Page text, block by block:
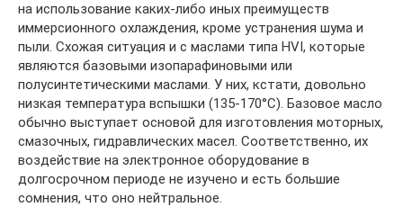
на использование каких-либо иных преимуществ
иммерсионного охлаждения, кроме устранения шума и
пыли. Схожая ситуация и с маслами типа HVI, которые
являются базовыми изопарафиновыми или
полусинтетическими маслами. У них, кстати, довольно
низкая температура вспышки (135-170°C). Базовое масло
обычно выступает основой для изготовления моторных,
смазочных, гидравлических масел. Соответственно, их
воздействие на электронное оборудование в
долгосрочном периоде не изучено и есть большие
сомнения, что оно нейтральное.